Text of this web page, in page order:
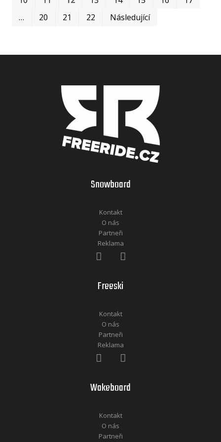
…
20 21 22 Následující
Snowboard
Kontakt
O nás
Partneři
Reklama
Freeski
Kontakt
O nás
Partneři
Reklama
Wakeboard
Kontakt
O nás
Partneři